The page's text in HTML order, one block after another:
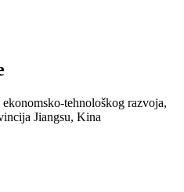
tehnološkog razvoja,
Jiangsu, Kina